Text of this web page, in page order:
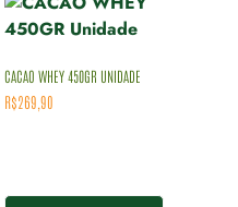
CACAO WHEY 450GR UNIDADE
R$269,90